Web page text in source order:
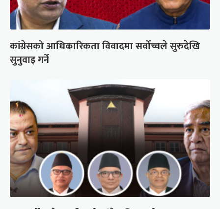
कांग्रेसको आधिकारिकता विवादमा सर्वोच्चले सुरुदेखि
सुनुवाइ गर्ने